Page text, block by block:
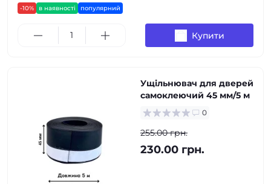
-10% в наявності популярний
Купити
Ущільнювач для дверей
самоклеючий 45 мм/5 м
0
255.00 грн.
230.00 грн.